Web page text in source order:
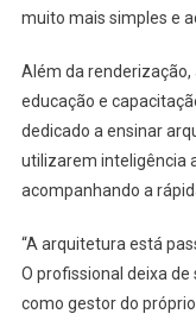
muito mais simples e
Além da
educação e
dedicado a ensinar
utilizarem inteligência
acompanhando a
“A arquitetura está
O profissional deixa
como gestor do